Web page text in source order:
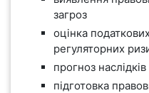
загроз
оцінка
регуляторних
прогноз
підготовка